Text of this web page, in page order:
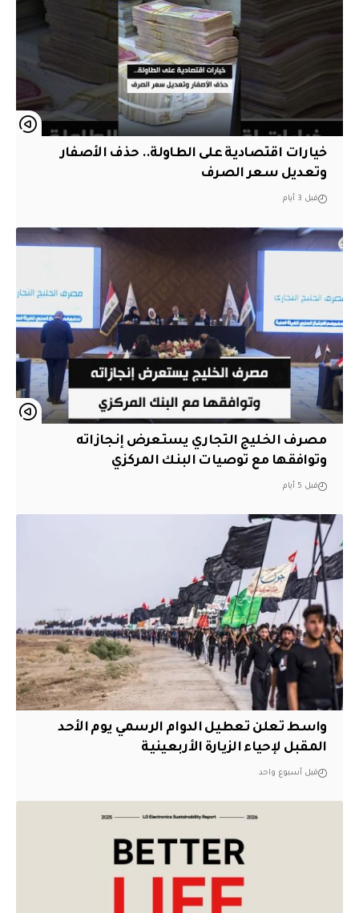
خيارات اقتصادية على الطاولة.. حذف الأصفار
وتعديل سعر الصرف
قبل 3 أيام
مصرف الخليج التجاري يستعرض إنجازاته
وتوافقها مع توصيات البنك المركزي
قبل 5 أيام
واسط تعلن تعطيل الدوام الرسمي يوم الأحد
المقبل لإحياء الزيارة الأربعينية
قبل أسبوع واحد